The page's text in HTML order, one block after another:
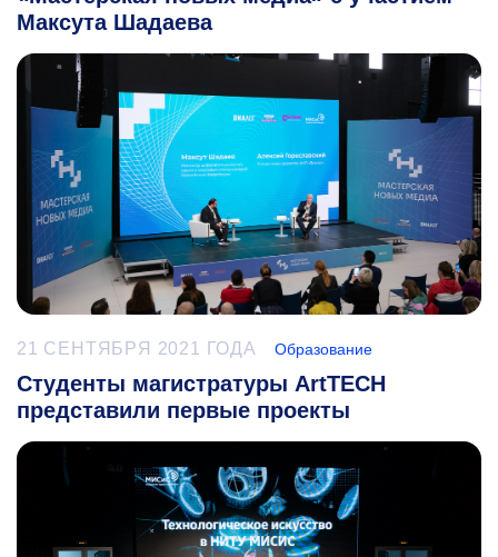
Максута Шадаева
21 СЕНТЯБРЯ 2021 ГОДА Образование
Студенты магистратуры ArtTECH
представили первые проекты